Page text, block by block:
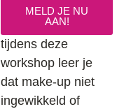
MELD JE NU
AAN!
tijdens deze
workshop leer je
dat make-up niet
ingewikkeld of